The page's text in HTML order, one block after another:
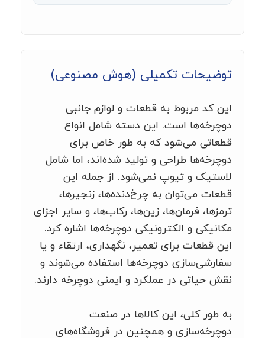
توضیحات تکمیلی (هوش مصنوعی)
این کد مربوط به قطعات و لوازم جانبی
دوچرخه‌ها است. این دسته شامل انواع
قطعاتی می‌شود که به طور خاص برای
دوچرخه‌ها طراحی و تولید شده‌اند، اما شامل
لاستیک و تیوپ نمی‌شود. از جمله این
قطعات می‌توان به چرخ‌دنده‌ها، زنجیرها،
ترمزها، فرمان‌ها، زین‌ها، رکاب‌ها، و سایر اجزای
مکانیکی و الکترونیکی دوچرخه‌ها اشاره کرد.
این قطعات برای تعمیر، نگهداری، ارتقاء و یا
سفارشی‌سازی دوچرخه‌ها استفاده می‌شوند و
نقش حیاتی در عملکرد و ایمنی دوچرخه دارند.
به طور کلی، این کالاها در صنعت
دوچرخه‌سازی و همچنین در فروشگاه‌های